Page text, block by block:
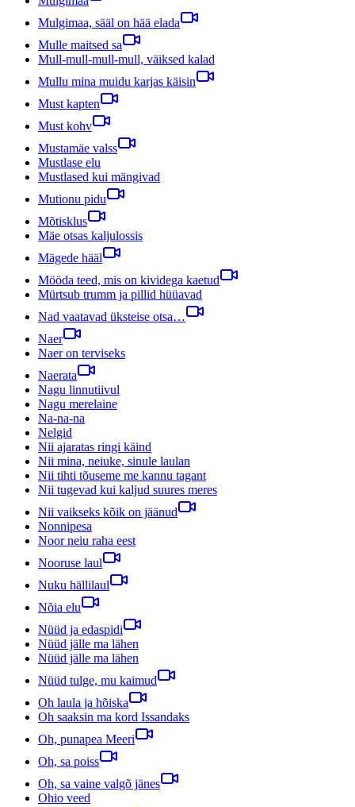
Mulgimaa, sääl on hää elada
Mulle maitsed sa
Mull-mull-mull-mull, väiksed kalad
Mullu mina muidu karjas käisin
Must kapten
Must kohv
Mustamäe valss
Mustlase elu
Mustlased kui mängivad
Mutionu pidu
Mõtisklus
Mäe otsas kaljulossis
Mägede hääl
Mööda teed, mis on kividega kaetud
Mürtsub trumm ja pillid hüüavad
Nad vaatavad üksteise otsa…
Naer
Naer on terviseks
Naerata
Nagu linnutiivul
Nagu merelaine
Na-na-na
Nelgid
Nii ajaratas ringi käind
Nii mina, neiuke, sinule laulan
Nii tihti tõuseme me kannu tagant
Nii tugevad kui kaljud suures meres
Nii vaikseks kõik on jäänud
Nonnipesa
Noor neiu raha eest
Nooruse laul
Nuku hällilaul
Nõia elu
Nüüd ja edaspidi
Nüüd jälle ma lähen
Nüüd jälle ma lähen
Nüüd tulge, mu kaimud
Oh laula ja hõiska
Oh saaksin ma kord Issandaks
Oh, punapea Meeri
Oh, sa poiss
Oh, sa vaine valgõ jänes
Ohio veed